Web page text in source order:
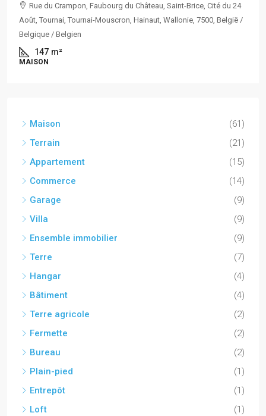
Rue du Crampon, Faubourg du Château, Saint-Brice, Cité du 24
Août, Tournai, Tournai-Mouscron, Hainaut, Wallonie, 7500, België /
Belgique / Belgien
147 m²
MAISON
Maison
(61)
Terrain
(21)
Appartement
(15)
Commerce
(14)
Garage
(9)
Villa
(9)
Ensemble immobilier
(9)
Terre
(7)
Hangar
(4)
Bâtiment
(4)
Terre agricole
(2)
Fermette
(2)
Bureau
(2)
Plain-pied
(1)
Entrepôt
(1)
Loft
(1)